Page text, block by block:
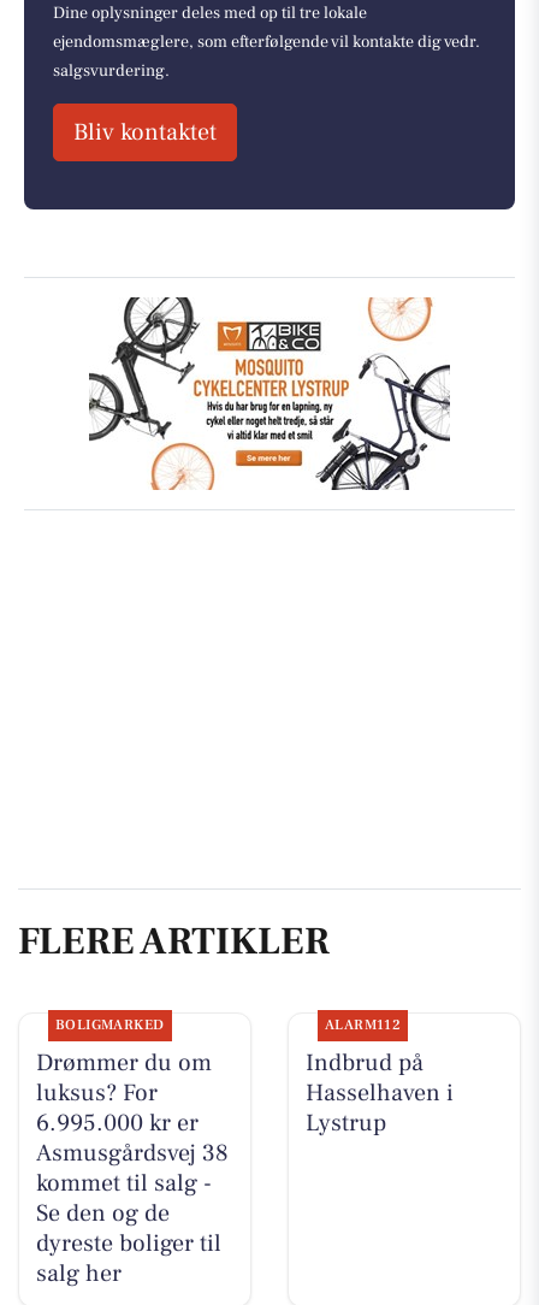
Dine oplysninger deles med op til tre lokale
ejendomsmæglere, som efterfølgende vil kontakte dig vedr.
salgsvurdering.
Bliv kontaktet
FLERE ARTIKLER
BOLIGMARKED
Drømmer du om
luksus? For
6.995.000 kr er
Asmusgårdsvej 38
kommet til salg -
Se den og de
dyreste boliger til
salg her
ALARM112
Indbrud på
Hasselhaven i
Lystrup